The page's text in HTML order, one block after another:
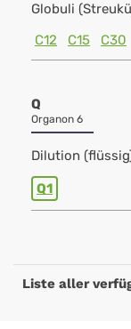
Globuli
C12
C15 C30
Q
Organon 6
Dilution
Q1
Liste aller